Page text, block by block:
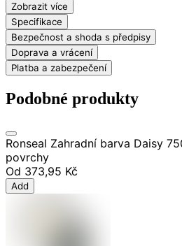
Zobrazit více
Specifikace
Bezpečnost a shoda s předpisy
Doprava a vrácení
Platba a zabezpečení
Podobné produkty
Ronseal Zahradní barva Daisy
povrchy
Od 373,95 Kč
Add